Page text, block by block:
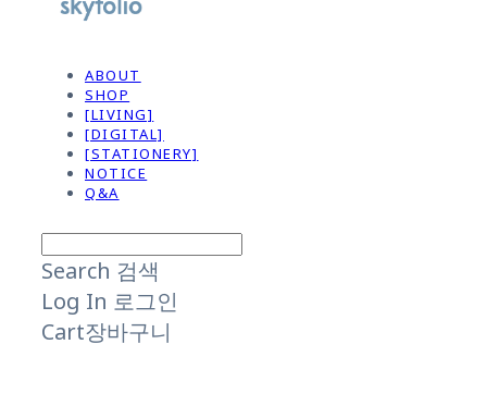
ABOUT
SHOP
[LIVING]
[DIGITAL]
[STATIONERY]
NOTICE
Q&A
Search 검색
Log In 로그인
Cart장바구니